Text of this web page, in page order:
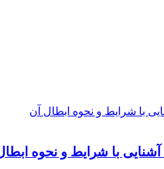
با شرایط و نحوه ابطال آن
با شرایط و نحوه